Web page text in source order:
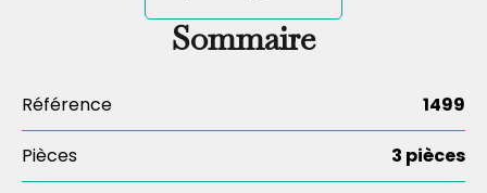
Sommaire
Référence 1499
Pièces 3 pièces